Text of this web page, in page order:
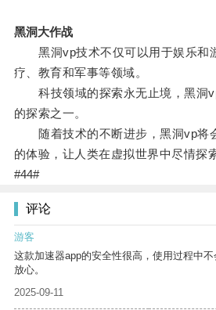
黑洞大作战
黑洞vp技术不仅可以用于娱乐和
疗、教育和军事等领域。
科技领域的探索永无止境，黑洞
的探索之一。
随着技术的不断进步，黑洞vp将
的体验，让人类在虚拟世界中尽情探
#44#
评论
游客
这款加速器app的安全性很高，使用过程中
放心。
2025-09-11